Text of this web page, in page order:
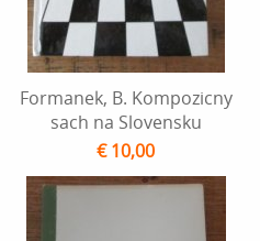
Formanek, B. Kompozicny
sach na Slovensku
€ 10,00